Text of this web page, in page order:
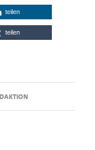
teilen
teilen